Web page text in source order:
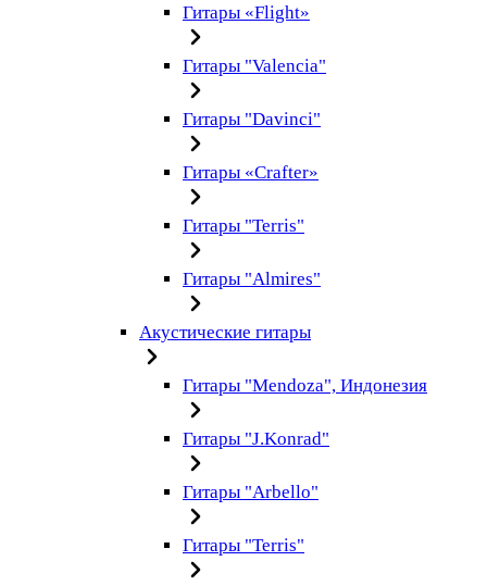
Гитары «Flight»
Гитары "Valencia"
Гитары "Davinci"
Гитары «Crafter»
Гитары "Terris"
Гитары "Almires"
Акустические гитары
Гитары "Mendoza", Индонезия
Гитары "J.Konrad"
Гитары "Arbello"
Гитары "Terris"